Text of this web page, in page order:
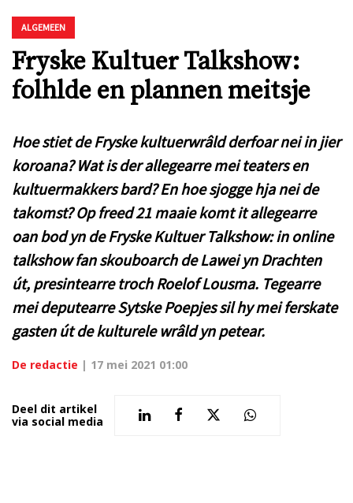
ALGEMEEN
Fryske Kultuer Talkshow:
folhlde en plannen meitsje
Hoe stiet de Fryske kultuerwrâld derfoar nei in jier
koroana? Wat is der allegearre mei teaters en
kultuermakkers bard? En hoe sjogge hja nei de
takomst? Op freed 21 maaie komt it allegearre
oan bod yn de Fryske Kultuer Talkshow: in online
talkshow fan skouboarch de Lawei yn Drachten
út, presintearre troch Roelof Lousma. Tegearre
mei deputearre Sytske Poepjes sil hy mei ferskate
gasten út de kulturele wrâld yn petear.
De redactie | 17 mei 2021 01:00
Deel dit artikel
via social media